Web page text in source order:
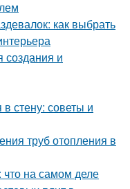
как выбрать
создания и
стену: советы и
труб отопления в
на самом деле